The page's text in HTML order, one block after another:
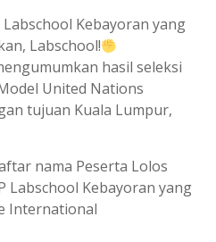
Kebayoran yang
Labschool!
hasil seleksi
United Nations
tujuan Kuala Lumpur,
nama Peserta Lolos
Labschool Kebayoran yang
International